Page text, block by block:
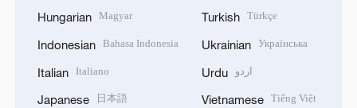
Hungarian Magyar
Indonesian Bahasa Indonesia
Italian Italiano
Japanese 日本語
Turkish Türkçe
Ukrainian Українська
Urdu اردو
Vietnamese Tiếng Việt